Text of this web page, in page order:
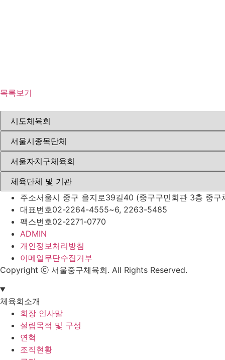
목록보기
주소서울시 중구 을지로39길40 (중구구민회관 3층 중구
대표번호02-2264-4555~6, 2263-5485
팩스번호02-2271-0770
ADMIN
개인정보처리방침
이메일무단수집거부
Copyright ⓒ 서울중구체육회. All Rights Reserved.
체육회소개
회장 인사말
설립목적 및 구성
연혁
조직현황